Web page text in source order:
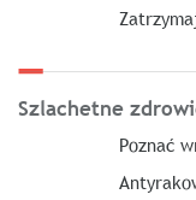
Szlachetne
Poznać